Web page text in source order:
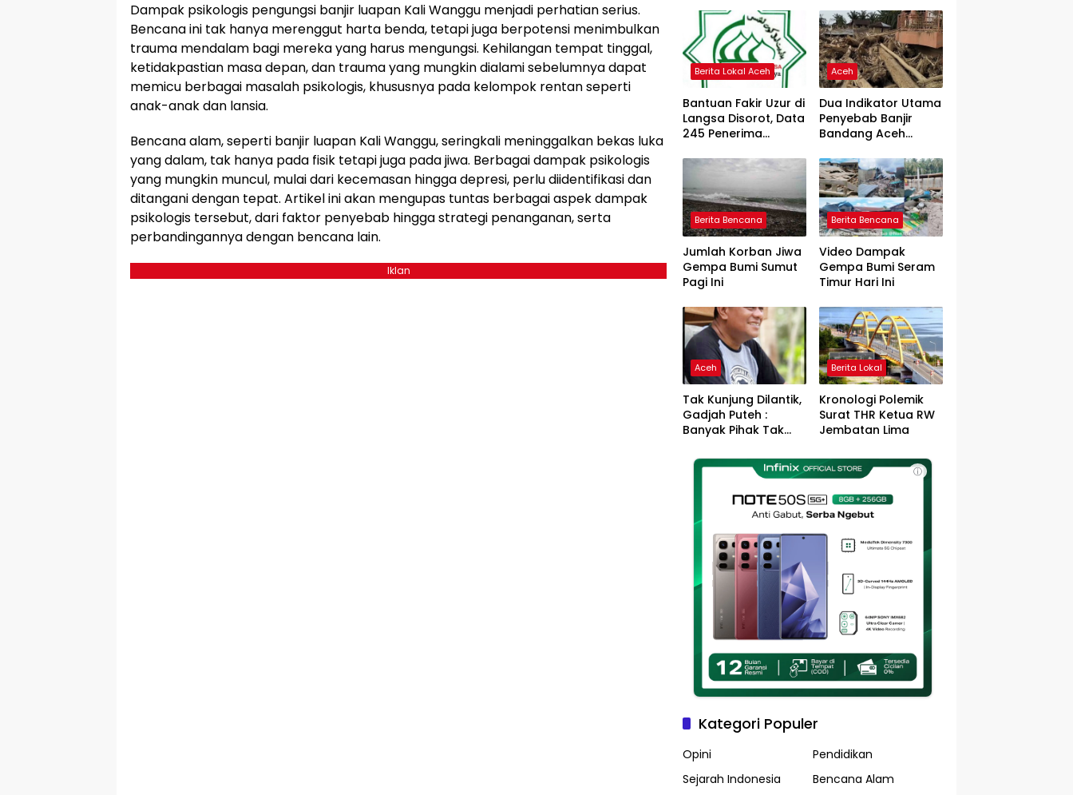
Dampak psikologis pengungsi banjir luapan Kali Wanggu menjadi perhatian serius.
Bencana ini tak hanya merenggut harta benda, tetapi juga berpotensi menimbulkan
trauma mendalam bagi mereka yang harus mengungsi. Kehilangan tempat tinggal,
ketidakpastian masa depan, dan trauma yang mungkin dialami sebelumnya dapat
memicu berbagai masalah psikologis, khususnya pada kelompok rentan seperti
anak-anak dan lansia.
Bencana alam, seperti banjir luapan Kali Wanggu, seringkali meninggalkan bekas luka
yang dalam, tak hanya pada fisik tetapi juga pada jiwa. Berbagai dampak psikologis
yang mungkin muncul, mulai dari kecemasan hingga depresi, perlu diidentifikasi dan
ditangani dengan tepat. Artikel ini akan mengupas tuntas berbagai aspek dampak
psikologis tersebut, dari faktor penyebab hingga strategi penanganan, serta
perbandingannya dengan bencana lain.
Iklan
Berita Lokal Aceh
Bantuan Fakir Uzur di
Langsa Disorot, Data
245 Penerima
Aceh
Dua Indikator Utama
Penyebab Banjir
Bandang Aceh
Puteh Soroti
Kerusakan DAS
Berita Bencana
Jumlah Korban Jiwa
Gempa Bumi Sumut
Pagi Ini
Berita Bencana
Video Dampak
Gempa Bumi Seram
Timur Hari Ini
Aceh
Tak Kunjung Dilantik,
Gadjah Puteh :
Banyak Pihak Tak
Jadi Pemimpin Kota
Berita Lokal
Kronologi Polemik
Surat THR Ketua RW
Jembatan Lima
ⓘ
Kategori Populer
Opini
Pendidikan
Sejarah Indonesia
Bencana Alam